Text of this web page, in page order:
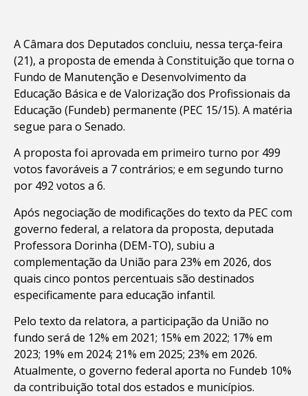
A Câmara dos Deputados concluiu, nessa terça-feira
(21), a proposta de emenda à Constituição que torna o
Fundo de Manutenção e Desenvolvimento da
Educação Básica e de Valorização dos Profissionais da
Educação (Fundeb) permanente (PEC 15/15). A matéria
segue para o Senado.
A proposta foi aprovada em primeiro turno por 499
votos favoráveis a 7 contrários; e em segundo turno
por 492 votos a 6.
Após negociação de modificações do texto da PEC com
governo federal, a relatora da proposta, deputada
Professora Dorinha (DEM-TO), subiu a
complementação da União para 23% em 2026, dos
quais cinco pontos percentuais são destinados
especificamente para educação infantil.
Pelo texto da relatora, a participação da União no
fundo será de 12% em 2021; 15% em 2022; 17% em
2023; 19% em 2024; 21% em 2025; 23% em 2026.
Atualmente, o governo federal aporta no Fundeb 10%
da contribuição total dos estados e municípios.